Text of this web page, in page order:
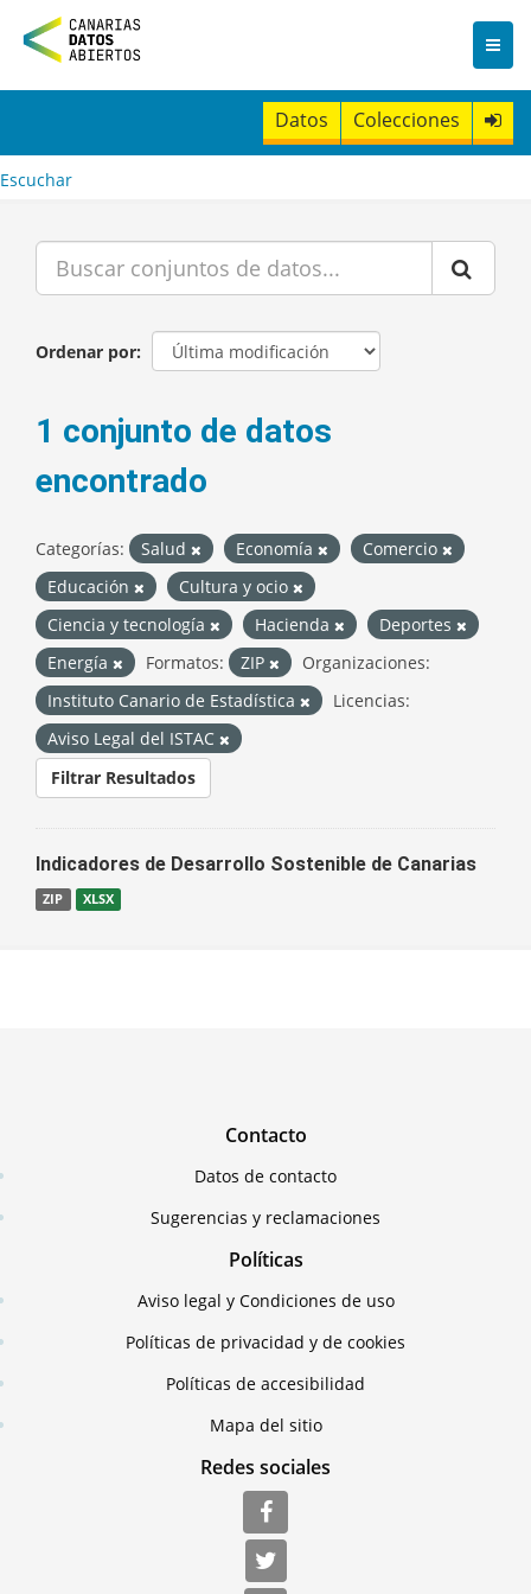
n
t
Datos Colecciones
Escuchar
Ordenar por
1 conjunto de datos
encontrado
Categorías: Salud Economía
Comercio
Educación
Cultura y ocio
Ciencia y tecnología
Hacienda
Deportes
Energía
Formatos: ZIP
Organizaciones:
Instituto Canario de Estadística
Licencias:
Aviso Legal del ISTAC
Filtrar Resultados
Indicadores de Desarrollo Sostenible de Canarias
ZIP XLSX
Contacto
Datos de contacto
Sugerencias y reclamaciones
Políticas
Aviso legal y Condiciones de uso
Políticas de privacidad y de cookies
Políticas de accesibilidad
Mapa del sitio
Redes sociales